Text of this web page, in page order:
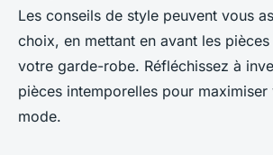
Les conseils de style peuvent vous
choix, en mettant en avant les
votre garde-robe. Réfléchissez à
pièces intemporelles pour
mode.